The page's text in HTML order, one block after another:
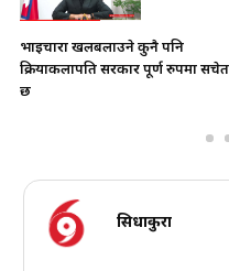
भाइचारा खलबलाउने कुनै पनि
क्रियाकलापप्रति सरकार पूर्ण रुपमा सचेत
छ
सिधाकुरा